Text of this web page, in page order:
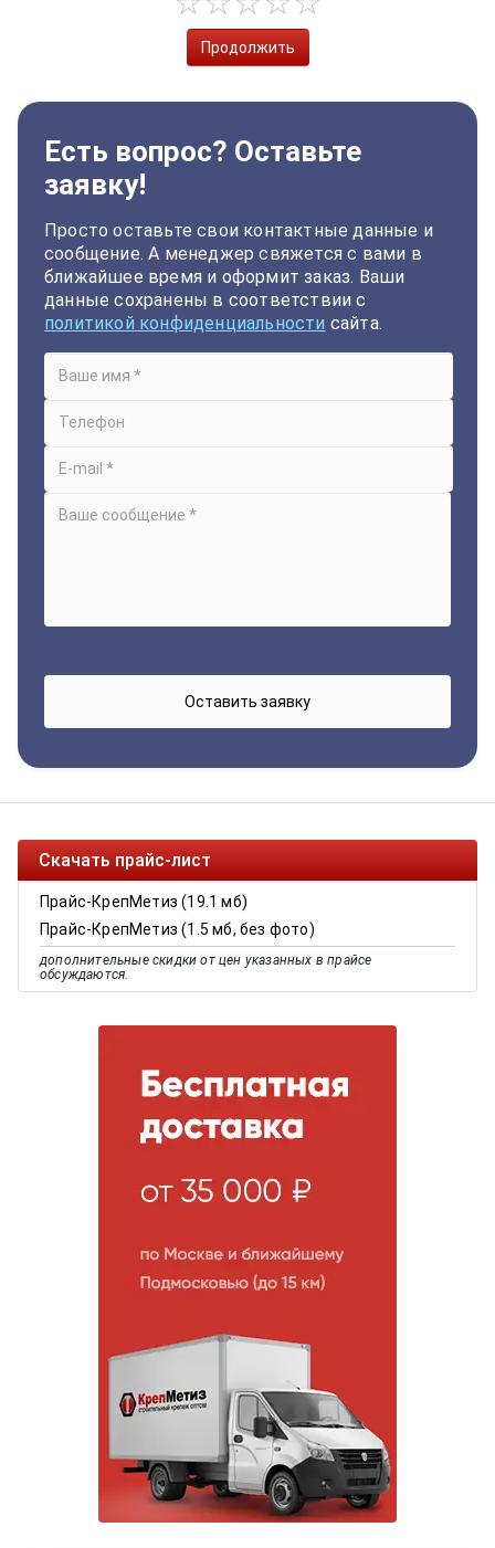
Продолжить
Есть вопрос? Оставьте
заявку!
Просто оставьте свои контактные данные и
сообщение. А менеджер свяжется с вами в
ближайшее время и оформит заказ. Ваши
данные сохранены в соответствии с
политикой конфиденциальности сайта.
Скачать прайс-лист
Прайс-КрепМетиз (19.1 мб)
Прайс-КрепМетиз (1.5 мб, без фото)
дополнительные скидки от цен указанных в прайсе
обсуждаются.